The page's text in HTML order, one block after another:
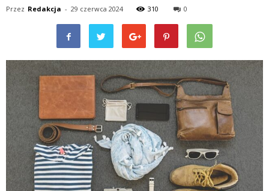
Przez Redakcja - 29 czerwca 2024 310 0